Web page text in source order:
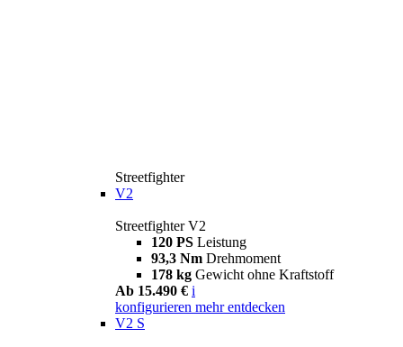
Streetfighter
V2
Streetfighter V2
120 PS Leistung
93,3 Nm Drehmoment
178 kg Gewicht ohne Kraftstoff
Ab 15.490 € i
konfigurieren mehr entdecken
V2 S